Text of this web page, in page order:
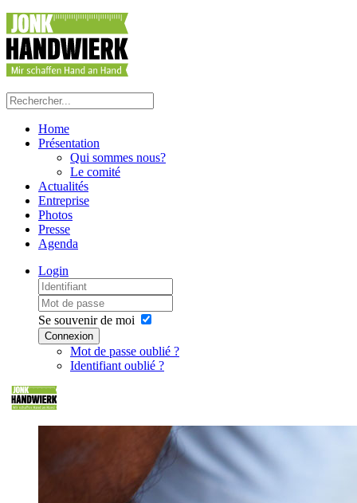
Home
Présentation
Qui sommes nous?
Le comité
Actualités
Entreprise
Photos
Presse
Agenda
Login
Se souvenir de moi
Connexion
Mot de passe oublié ?
Identifiant oublié ?